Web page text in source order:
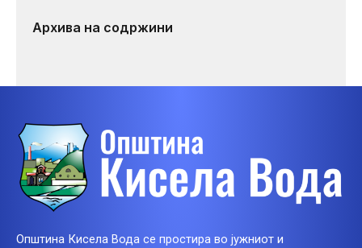
Архива на содржини
Општина Кисела Вода се простира во јужниот и